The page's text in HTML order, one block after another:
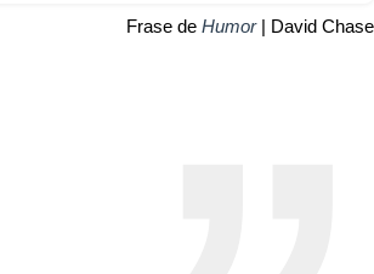
Frase de Humor| David Chase